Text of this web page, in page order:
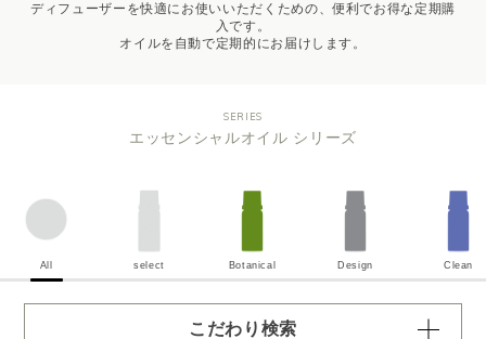
ディフューザーを快適にお使いいただくための、便利でお得な定期購
入です。
オイルを自動で定期的にお届けします。
SERIES
エッセンシャルオイル シリーズ
All select Botanical Design Clean
こだわり検索